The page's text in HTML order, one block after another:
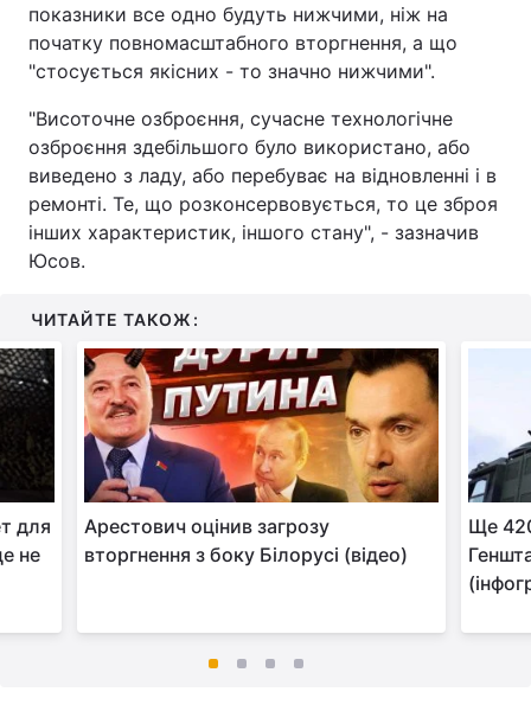
показники все одно будуть нижчими, ніж на
початку повномасштабного вторгнення, а що
"стосується якісних - то значно нижчими".
"Висоточне озброєння, сучасне технологічне
озброєння здебільшого було використано, або
виведено з ладу, або перебуває на відновленні і в
ремонті. Те, що розконсервовується, то це зброя
інших характеристик, іншого стану", - зазначив
Юсов.
ЧИТАЙТЕ ТАКОЖ:
для
не
Арестович оцінив загрозу
вторгнення з боку Білорусі (відео)
Ще